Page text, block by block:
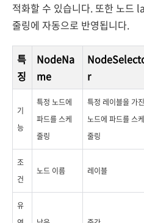
적화할 수 있습니다. 또한 노드
줄링에 자동으로 반영됩니다.
특
징
NodeNa
me
r
기
능
특정 노드에
파드를 스케
줄링
특정 레이블을 가진
노드에 파드를 스케
줄링
조
건
노드 이름 레이블
유